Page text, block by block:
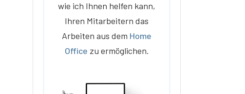
wie ich Ihnen helfen kann,
Ihren Mitarbeitern das
Arbeiten aus dem Home
Office zu ermöglichen.